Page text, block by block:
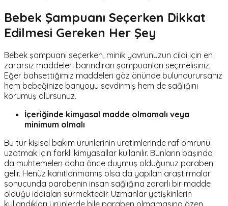
Bebek Şampuanı Seçerken Dikkat
Edilmesi Gereken Her Şey
Bebek şampuanı seçerken, minik yavrunuzun cildi için en
zararsız maddeleri barındıran şampuanları seçmelisiniz.
Eğer bahsettiğimiz maddeleri göz önünde bulundurursanız
hem bebeğinize banyoyu sevdirmiş hem de sağlığını
korumuş olursunuz.
İçeriğinde kimyasal madde olmamalı veya
minimum olmalı
Bu tür kişisel bakım ürünlerinin üretimlerinde raf ömrünü
uzatmak için farklı kimyasallar kullanılır. Bunların başında
da muhtemelen daha önce duymuş olduğunuz paraben
gelir. Henüz kanıtlanmamış olsa da yapılan araştırmalar
sonucunda parabenin insan sağlığına zararlı bir madde
olduğu iddiaları sürmektedir. Uzmanlar yetişkinlerin